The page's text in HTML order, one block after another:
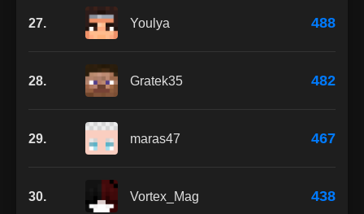
27. Youlya 488
28. Gratek35 482
29. maras47 467
30. Vortex_Mag 438